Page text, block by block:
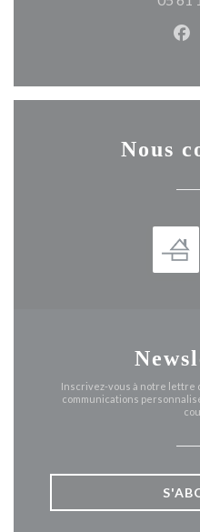
Nous
Inscrivez-vous à notre lettre
communications